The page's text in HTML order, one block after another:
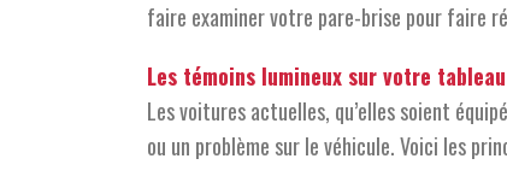
faire examiner votre pare-brise pour faire
Les témoins lumineux sur votre
Les voitures actuelles, qu’elles soient
ou un problème sur le véhicule. Voici les